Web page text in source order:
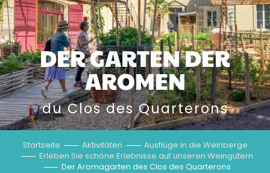
DER GARTEN DER
AROMEN
du Clos des Quarterons
Startseite Aktivitäten
Ausflüge in die Weinberge
Erleben Sie schöne Erlebnisse auf unseren Weingütern
Der Aromagarten des Clos des Quarterons